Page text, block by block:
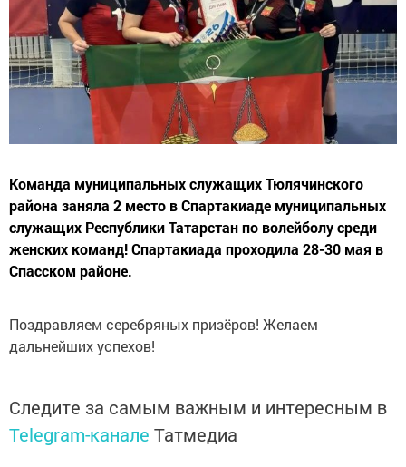
Команда муниципальных служащих Тюлячинского
района заняла 2 место в Спартакиаде муниципальных
служащих Республики Татарстан по волейболу среди
женских команд! Спартакиада проходила 28-30 мая в
Спасском районе.
Поздравляем серебряных призёров! Желаем
дальнейших успехов!
Следите за самым важным и интересным в
Telegram-канале Татмедиа